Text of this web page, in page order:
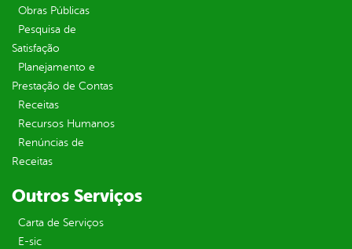
Obras Públicas
Pesquisa de
Satisfação
Planejamento e
Prestação de Contas
Receitas
Recursos Humanos
Renúncias de
Receitas
Outros Serviços
Carta de Serviços
E-sic